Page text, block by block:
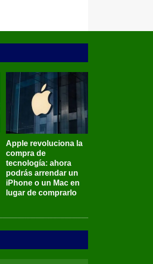
Apple revoluciona la
compra de
tecnología: ahora
podrás arrendar un
iPhone o un Mac en
lugar de comprarlo